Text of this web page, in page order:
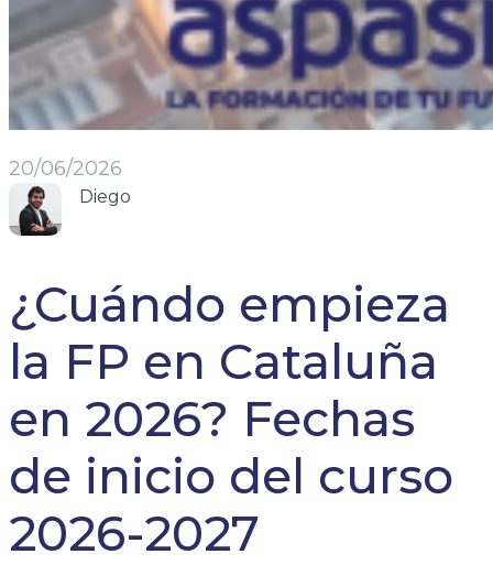
20/06/2026
Diego
¿Cuándo empieza
la FP en Cataluña
en 2026? Fechas
de inicio del curso
2026-2027